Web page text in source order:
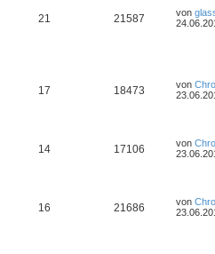
21 21587 von
17 18473 von
14 17106 von
16 21686 von